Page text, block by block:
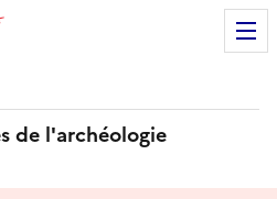
de l'archéologie